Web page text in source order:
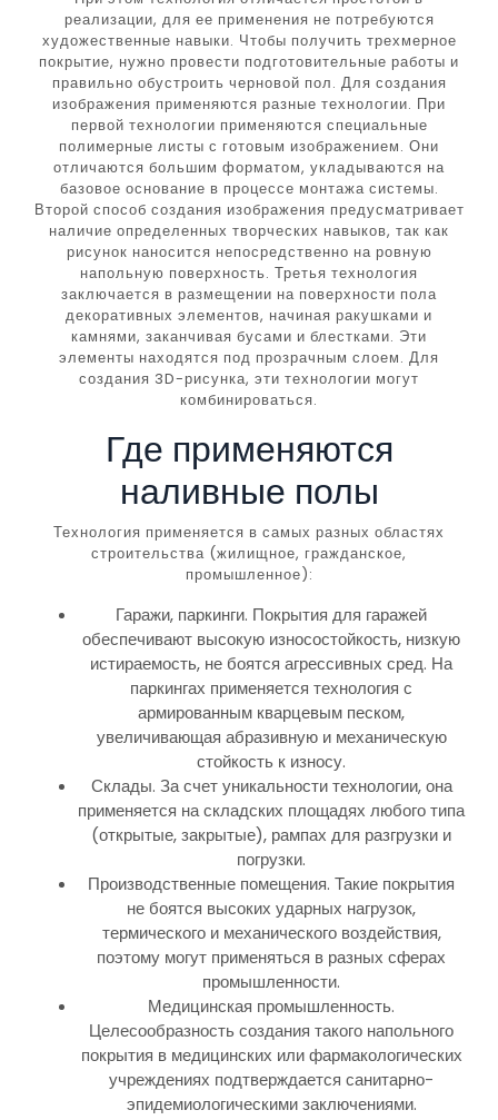
реализации, для ее применения не потребуются
художественные навыки. Чтобы получить трехмерное
покрытие, нужно провести подготовительные работы и
правильно обустроить черновой пол. Для создания
изображения применяются разные технологии. При
первой технологии применяются специальные
полимерные листы с готовым изображением. Они
отличаются большим форматом, укладываются на
базовое основание в процессе монтажа системы.
Второй способ создания изображения предусматривает
наличие определенных творческих навыков, так как
рисунок наносится непосредственно на ровную
напольную поверхность. Третья технология
заключается в размещении на поверхности пола
декоративных элементов, начиная ракушками и
камнями, заканчивая бусами и блестками. Эти
элементы находятся под прозрачным слоем. Для
создания 3D-рисунка, эти технологии могут
комбинироваться.
Где применяются
наливные полы
Технология применяется в самых разных областях
строительства (жилищное, гражданское,
промышленное):
Гаражи, паркинги. Покрытия для гаражей
обеспечивают высокую износостойкость, низкую
истираемость, не боятся агрессивных сред. На
паркингах применяется технология с
армированным кварцевым песком,
увеличивающая абразивную и механическую
стойкость к износу.
Склады. За счет уникальности технологии, она
применяется на складских площадях любого типа
(открытые, закрытые), рампах для разгрузки и
погрузки.
Производственные помещения. Такие покрытия
не боятся высоких ударных нагрузок,
термического и механического воздействия,
поэтому могут применяться в разных сферах
промышленности.
Медицинская промышленность.
Целесообразность создания такого напольного
покрытия в медицинских или фармакологических
учреждениях подтверждается санитарно-
эпидемиологическими заключениями.